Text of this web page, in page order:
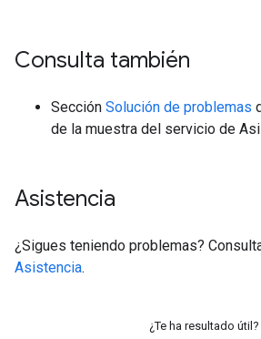
Consulta también
Sección Solución de problemas
de la muestra del servicio de
Asistencia
¿Sigues teniendo problemas?
Asistencia.
¿Te ha resultado útil?